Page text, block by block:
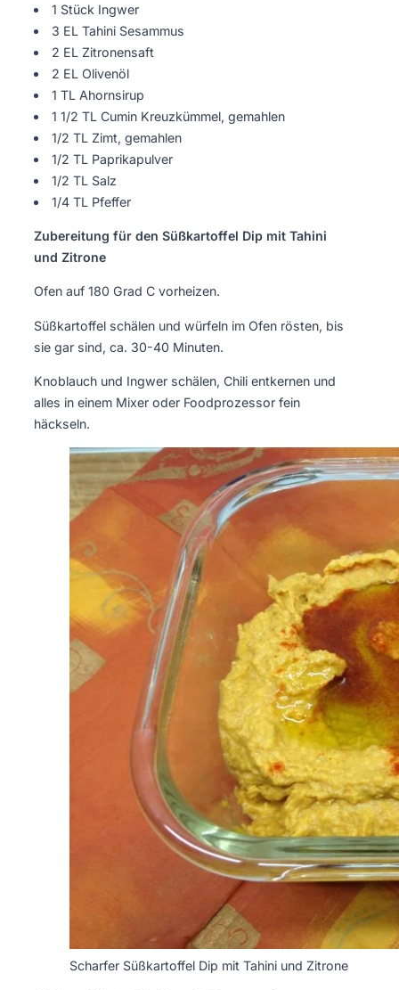
1 Stück Ingwer
3 EL Tahini Sesammus
2 EL Zitronensaft
2 EL Olivenöl
1 TL Ahornsirup
1 1/2 TL Cumin Kreuzkümmel, gemahlen
1/2 TL Zimt, gemahlen
1/2 TL Paprikapulver
1/2 TL Salz
1/4 TL Pfeffer
Zubereitung für den Süßkartoffel Dip mit Tahini
und Zitrone
Ofen auf 180 Grad C vorheizen.
Süßkartoffel schälen und würfeln im Ofen rösten, bis
sie gar sind, ca. 30-40 Minuten.
Knoblauch und Ingwer schälen, Chili entkernen und
alles in einem Mixer oder Foodprozessor fein
häckseln.
Scharfer Süßkartoffel Dip mit Tahini und Zitrone